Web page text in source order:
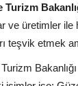
Turizm
ve üretimler
teşvik etmek